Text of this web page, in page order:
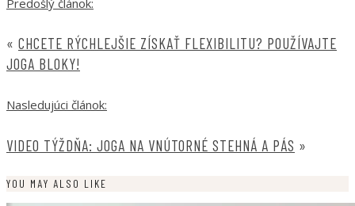
« CHCETE RÝCHLEJŠIE ZÍSKAŤ FLEXIBILITU? POUŽÍVAJTE
JOGA BLOKY!
Nasledujúci článok:
VIDEO TÝŽDŇA: JOGA NA VNÚTORNÉ STEHNÁ A PÁS »
YOU MAY ALSO LIKE